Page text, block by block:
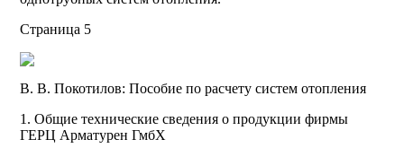
Страница 5
В. В. Покотилов: Пособие по расчету систем отопления
1. Общие технические сведения о продукции фирмы
ГЕРЦ Арматурен ГмбХ